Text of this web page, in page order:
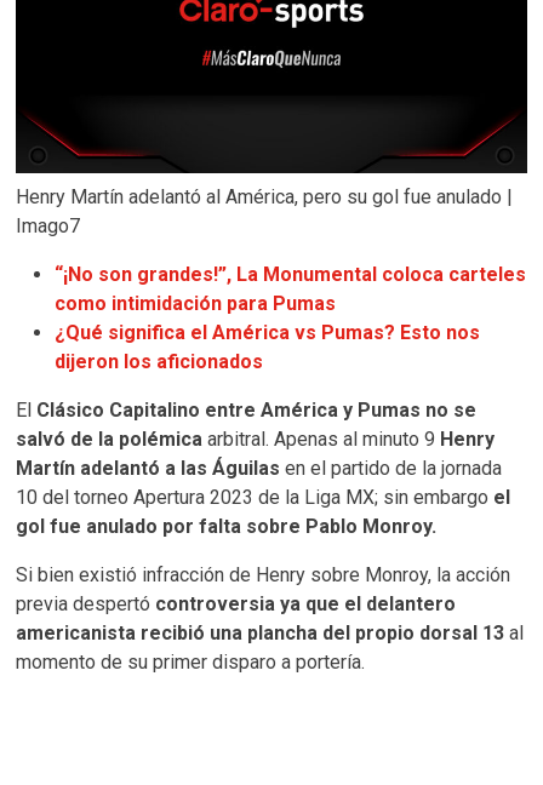
Henry Martín adelantó al América, pero su gol fue anulado |
Imago7
“¡No son grandes!”, La Monumental coloca carteles
como intimidación para Pumas
¿Qué significa el América vs Pumas? Esto nos
dijeron los aficionados
El Clásico Capitalino entre América y Pumas no se
salvó de la polémica arbitral. Apenas al minuto 9 Henry
Martín adelantó a las Águilas en el partido de la jornada
10 del torneo Apertura 2023 de la Liga MX; sin embargo el
gol fue anulado por falta sobre Pablo Monroy.
Si bien existió infracción de Henry sobre Monroy, la acción
previa despertó controversia ya que el delantero
americanista recibió una plancha del propio dorsal 13 al
momento de su primer disparo a portería.